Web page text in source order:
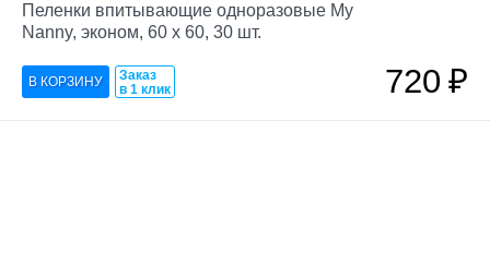
Пеленки впитывающие одноразовые My
Nanny, эконом, 60 х 60, 30 шт.
Заказ
в 1 клик
720₽